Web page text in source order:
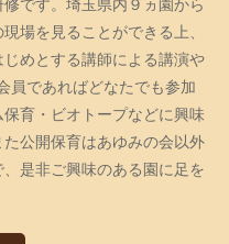
です。埼玉県内９ヵ園から
場を見ることができる上、
めとする講師による講演や
員であればどなたでも参加
育・ビオトープなどに興味
公開保育はあゆみの会以外
是非ご興味のある園に足を